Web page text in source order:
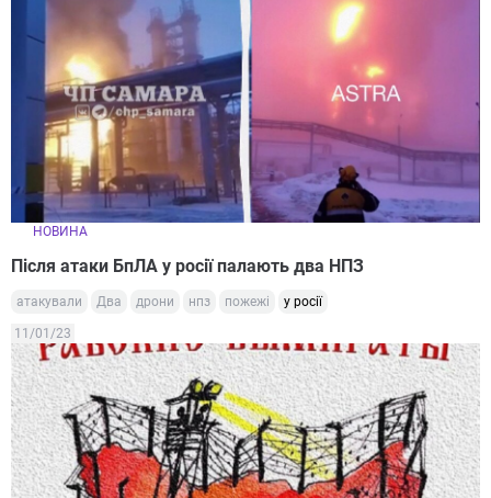
НОВИНА
Після атаки БпЛА у росії палають два НПЗ
атакували Два дрони нпз пожежі у росії
11/01/23